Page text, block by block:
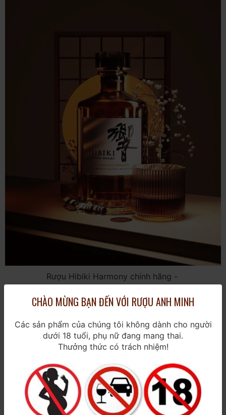
Rượu Hibiki Harmony chính hãng -
Anh Minh Wine & Spirits
5. Cách thưởng thức Hibiki chuẩn
phong cách Nhật
Hibiki Harmony, bạn có thể thử:
• Highball (Mizuwari): Pha rượu với soda và nhiều đá,
thêm một lát chanh vàng. Đây là cách uống phổ biến
nhất tại Nhật để làm nổi bật vị thanh mát của rượu.
CHÀO MỪNG BẠN ĐẾN VỚI RƯỢU ANH MINH
Các sản phẩm của chúng tôi không dành cho người
dưới 18 tuổi, phụ nữ đang mang thai.
Thưởng thức có trách nhiệm!